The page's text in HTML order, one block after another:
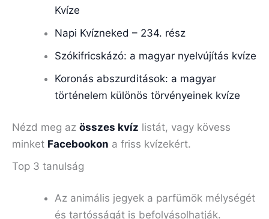
Kvíze
Napi Kvízneked – 234. rész
Szókifricskázó: a magyar nyelvújítás kvíze
Koronás abszurditások: a magyar
történelem különös törvényeinek kvíze
Nézd meg az összes kvíz listát, vagy kövess
minket Facebookon a friss kvízekért.
Top 3 tanulság
Az animális jegyek a parfümök mélységét
és tartósságát is befolyásolhatják.